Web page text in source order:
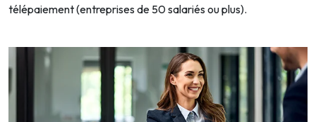
télépaiement (entreprises de 50 salariés ou plus).